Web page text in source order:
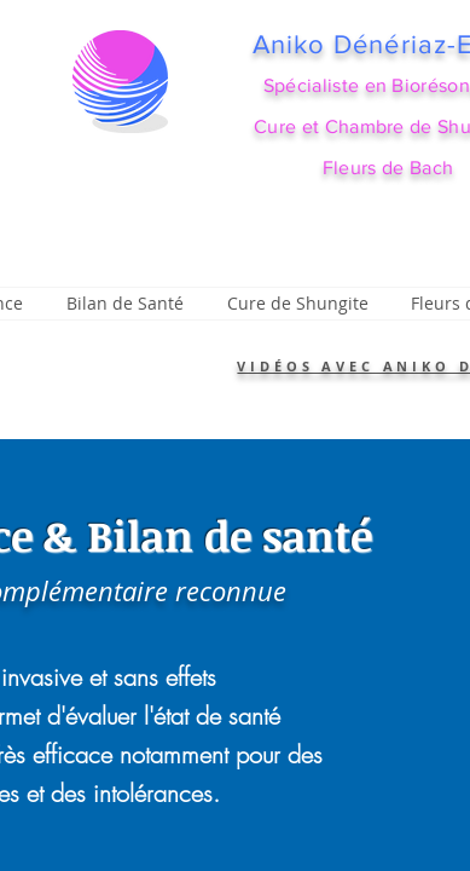
Aniko Dénériaz-
Spécialiste en
Cure et Chambre de
Fleurs de Bach
Bilan de Santé Cure de Shungite Fleurs
VIDÉOS AVEC ANIKO
& Bilan de santé
reconnue
et sans effets
d'évaluer l'état de santé
efficace notamment pour des
et des intolérances.